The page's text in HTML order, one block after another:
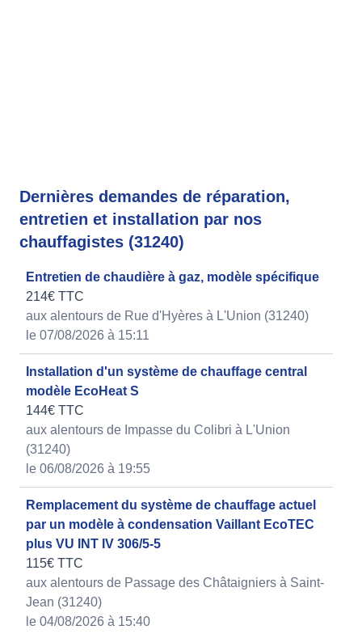
Dernières demandes de réparation,
entretien et installation par nos
chauffagistes (31240)
Entretien de chaudière à gaz, modèle spécifique
214€ TTC
aux alentours de Rue d'Hyères à L'Union (31240)
le 07/08/2026 à 15:11
Installation d'un système de chauffage central
modèle EcoHeat S
144€ TTC
aux alentours de Impasse du Colibri à L'Union
(31240)
le 06/08/2026 à 19:55
Remplacement du système de chauffage actuel
par un modèle à condensation Vaillant EcoTEC
plus VU INT IV 306/5-5
115€ TTC
aux alentours de Passage des Châtaigniers à Saint-
Jean (31240)
le 04/08/2026 à 15:40